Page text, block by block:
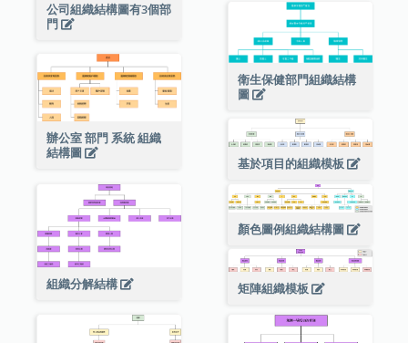
公司組織結構圖有3個部
門
衛生保健部門組織結構
圖
辦公室 部門 系統 組織
結構圖
基於項目的組織模板
組織分解結構
顏色圖例組織結構圖
矩陣組織模板